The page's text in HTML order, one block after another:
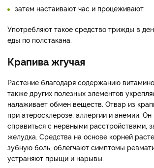
затем настаивают час и процеживают.
Употребляют такое средство трижды в
еды по полстакана.
Крапива жгучая
Растение благодаря содержанию
также других полезных элементов
налаживает обмен веществ. Отвар из
при атеросклерозе, аллергии и анемии.
справиться с нервными расстройствами,
желудка. Средства на основе корней
зубную боль, облегчают симптомы
устраняют прыщи и нарывы.